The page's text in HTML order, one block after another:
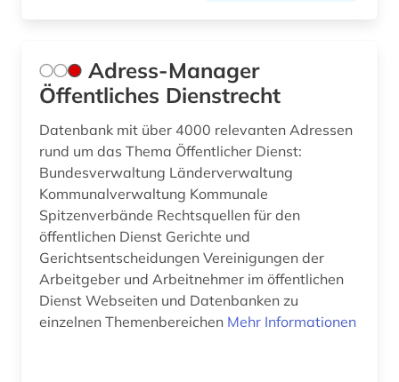
Adress-Manager
Öffentliches Dienstrecht
Datenbank mit über 4000 relevanten Adressen
rund um das Thema Öffentlicher Dienst:
Bundesverwaltung Länderverwaltung
Kommunalverwaltung Kommunale
Spitzenverbände Rechtsquellen für den
öffentlichen Dienst Gerichte und
Gerichtsentscheidungen Vereinigungen der
Arbeitgeber und Arbeitnehmer im öffentlichen
Dienst Webseiten und Datenbanken zu
einzelnen Themenbereichen Mehr Informationen